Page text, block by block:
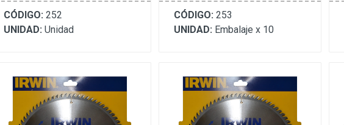
CÓDIGO: 252
UNIDAD: Unidad
CÓDIGO: 253
UNIDAD: Embalaje x 10